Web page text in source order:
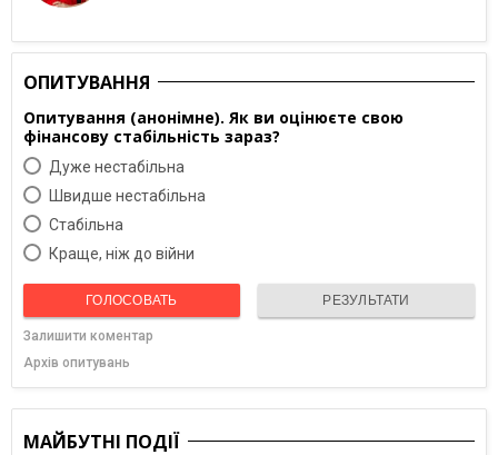
ОПИТУВАННЯ
Опитування (анонімне). Як ви оцінюєте свою
фінансову стабільність зараз?
Дуже нестабільна
Швидше нестабільна
Cтабільна
Краще, ніж до війни
ГОЛОСОВАТЬ РЕЗУЛЬТАТИ
Залишити коментар
Архів опитувань
МАЙБУТНІ ПОДІЇ